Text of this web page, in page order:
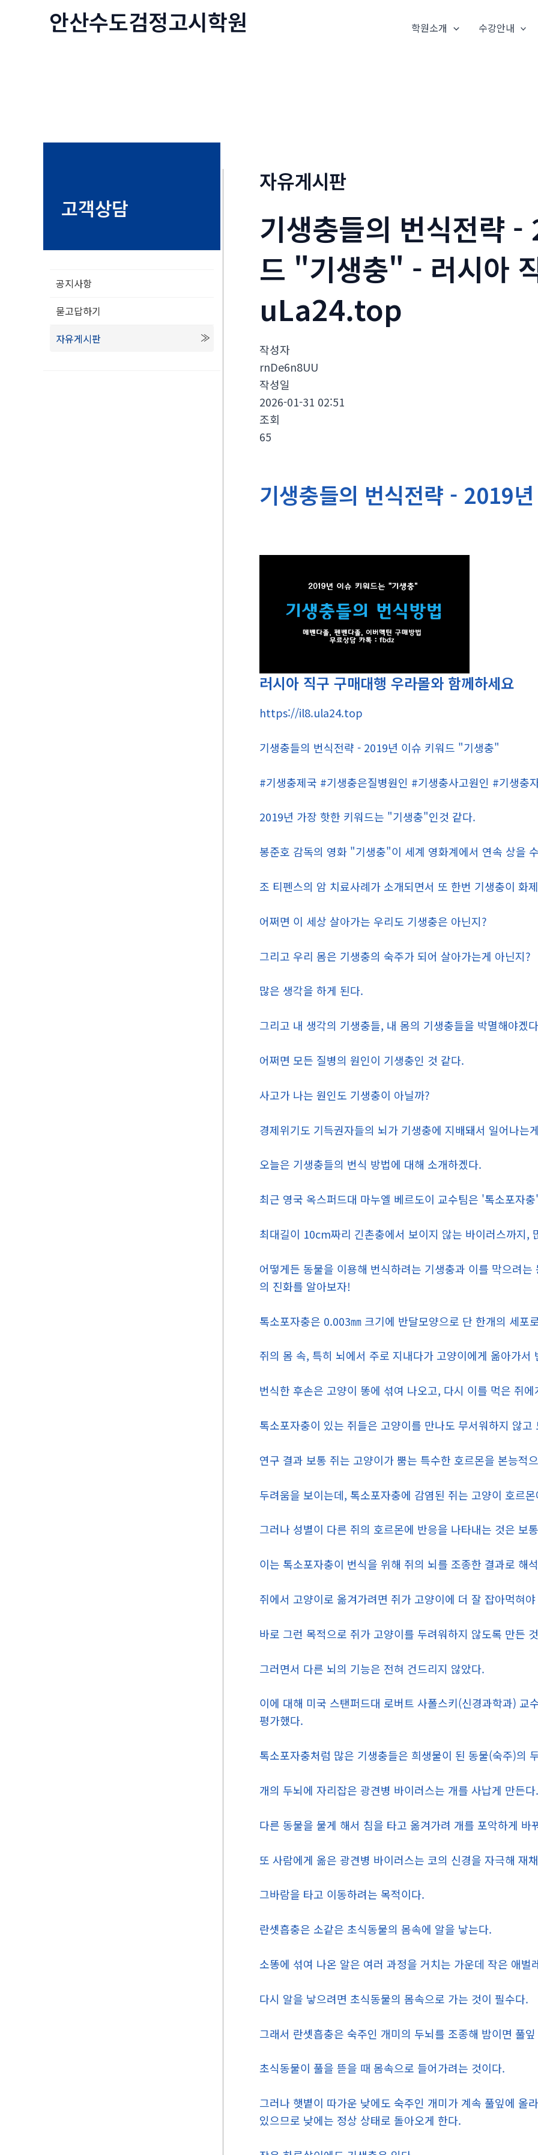
안산수도검정고시학원 학원소개 수강안내
고객상담
공지사항
묻고답하기
자유게시판
자유게시판
기생충들의 번식전략
드 "기생충" - 러시아
uLa24.top
작성자
rnDe6n8UU
작성일
2026-01-31 02:51
조회
65
기생충들의 번식전략 - 2019
러시아 직구 구매대행 우라몰와 함께하세요
https://il8.ula24.top
기생충들의 번식전략 - 2019년 이슈 키워드 "기생충"
#기생충제국 #기생충은질병원인 #기생충사고원인 #기생충
2019년 가장 핫한 키워드는 "기생충"인것 같다.
봉준호 감독의 영화 "기생충"이 세계 영화계에서 연속 상을
조 티펜스의 암 치료사례가 소개되면서 또 한번 기생충이 화
어쩌면 이 세상 살아가는 우리도 기생충은 아닌지?
그리고 우리 몸은 기생충의 숙주가 되어 살아가는게 아닌지?
많은 생각을 하게 된다.
그리고 내 생각의 기생충들, 내 몸의 기생충들을 박멸해야겠
어쩌면 모든 질병의 원인이 기생충인 것 같다.
사고가 나는 원인도 기생충이 아닐까?
경제위기도 기득권자들의 뇌가 기생충에 지배돼서 일어나는
오늘은 기생충들의 번식 방법에 대해 소개하겠다.
최근 영국 옥스퍼드대 마누엘 베르도이 교수팀은 '톡소포자
최대길이 10cm짜리 긴촌충에서 보이지 않는 바이러스까지,
어떻게든 동물을 이용해 번식하려는 기생충과 이를 막으려
의 진화를 알아보자!
톡소포자충은 0.003㎜ 크기에 반달모양으로 단 한개의 세포
쥐의 몸 속, 특히 뇌에서 주로 지내다가 고양이에게 옮아가서
번식한 후손은 고양이 똥에 섞여 나오고, 다시 이를 먹은 쥐
톡소포자충이 있는 쥐들은 고양이를 만나도 무서워하지 않고
연구 결과 보통 쥐는 고양이가 뿜는 특수한 호르몬을 본능적
두려움을 보이는데, 톡소포자충에 감염된 쥐는 고양이 호르
그러나 성별이 다른 쥐의 호르몬에 반응을 나타내는 것은 보
이는 톡소포자충이 번식을 위해 쥐의 뇌를 조종한 결과로 해
쥐에서 고양이로 옮겨가려면 쥐가 고양이에 더 잘 잡아먹혀
바로 그런 목적으로 쥐가 고양이를 두려워하지 않도록 만든
그러면서 다른 뇌의 기능은 전혀 건드리지 않았다.
이에 대해 미국 스탠퍼드대 로버트 사폴스키(신경과학과)
평가했다.
톡소포자충처럼 많은 기생충들은 희생물이 된 동물(숙주)의
개의 두뇌에 자리잡은 광견병 바이러스는 개를 사납게 만든
다른 동물을 물게 해서 침을 타고 옮겨가려 개를 포악하게 바
또 사람에게 옮은 광견병 바이러스는 코의 신경을 자극해 재
그바람을 타고 이동하려는 목적이다.
란셋흡충은 소같은 초식동물의 몸속에 알을 낳는다.
소똥에 섞여 나온 알은 여러 과정을 거치는 가운데 작은 애벌
다시 알을 낳으려면 초식동물의 몸속으로 가는 것이 필수다.
그래서 란셋흡충은 숙주인 개미의 두뇌를 조종해 밤이면 풀
초식동물이 풀을 뜯을 때 몸속으로 들어가려는 것이다.
그러나 햇볕이 따가운 낮에도 숙주인 개미가 계속 풀잎에 올
있으므로 낮에는 정상 상태로 돌아오게 한다.